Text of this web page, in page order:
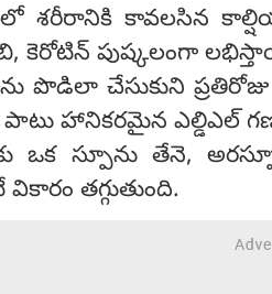
శరీరానికి కావలసిన
కెరోటిన్ పుష్కలంగా
పొడిలా చేసుకుని
పాటు హానికరమైన ఎల్డిఎల్
ఒక స్పూను తేనె,
వికారం తగ్గుతుంది.